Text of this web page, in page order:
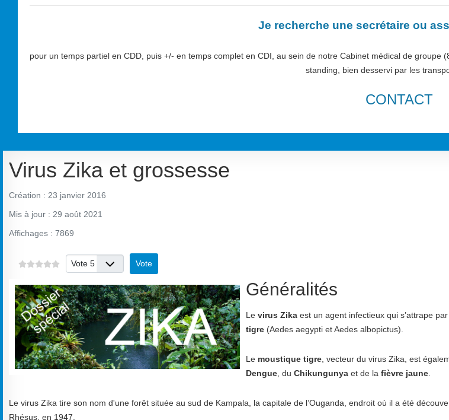
Je recherche une secrétaire ou
pour un temps partiel en CDD, puis +/- en temps complet en CDI, au sein de notre Cabinet médical de
standing, bien desservi par les
CONTACT
Virus Zika et grossesse
Création : 23 janvier 2016
Mis à jour : 29 août 2021
Affichages : 7869
Veuillez voter
Généralités
Le virus Zika est un agent infectieux qui s’attrape
tigre (Aedes aegypti et Aedes albopictus).
Le moustique tigre , vecteur du virus Zika, est
Dengue , du Chikungunya et de la fièvre jaune
Le virus Zika tire son nom d'une forêt située au sud de Kampala, la capitale de l’Ouganda, endroit où il a été
Rhésus, en 1947.